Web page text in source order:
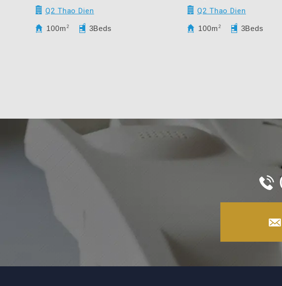
Q2 Thao Dien
100m 2 3Beds
Q2 Thao Dien
100m 2 3Beds